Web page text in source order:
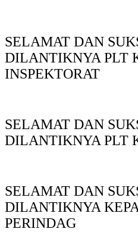
SELAMAT DAN
DILANTIKNYA PLT
INSPEKTORAT
SELAMAT DAN
DILANTIKNYA PLT
SELAMAT DAN
DILANTIKNYA
PERINDAG